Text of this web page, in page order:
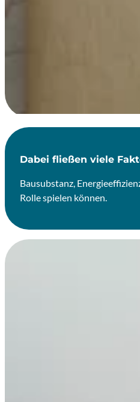
Dabei fließen viele
Bausubstanz,
Rolle spielen können.